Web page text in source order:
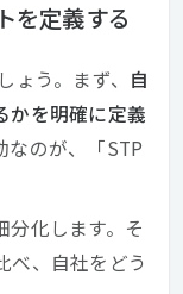
を定義する
う。まず、 自
かを明確に定義
なのが、「STP
分化します。そ
べ、自社をどう